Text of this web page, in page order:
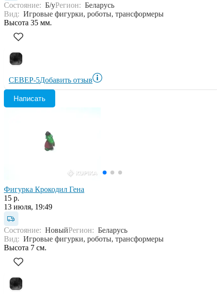
Состояние: Б/уРегион: Беларусь
Вид: Игровые фигурки, роботы, трансформеры
Высота 35 мм.
СЕВЕР-5Добавить отзыв
Написать
Фигурка Крокодил Гена
15 р.
13 июля, 19:49
Состояние: НовыйРегион: Беларусь
Вид: Игровые фигурки, роботы, трансформеры
Высота 7 см.